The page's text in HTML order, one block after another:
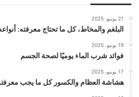
21 يونيو، 2025
البلغم والمخاط، كل ما تحتاج معرفته:
19 يونيو، 2025
فوائد شرب الماء يوميًا لصحة الجسم
17 يونيو، 2025
هشاشة العظام والكسور كل ما يجب